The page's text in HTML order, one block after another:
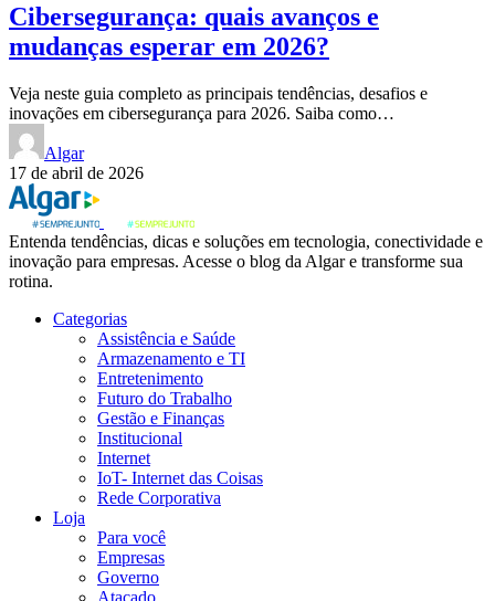
Cibersegurança: quais avanços e
mudanças esperar em 2026?
Veja neste guia completo as principais tendências, desafios e
inovações em cibersegurança para 2026. Saiba como…
Algar
17 de abril de 2026
Entenda tendências, dicas e soluções em tecnologia, conectividade e
inovação para empresas. Acesse o blog da Algar e transforme sua
rotina.
Categorias
Assistência e Saúde
Armazenamento e TI
Entretenimento
Futuro do Trabalho
Gestão e Finanças
Institucional
Internet
IoT- Internet das Coisas
Rede Corporativa
Loja
Para você
Empresas
Governo
Atacado